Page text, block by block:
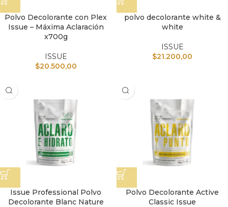
Polvo Decolorante con Plex
Issue – Máxima Aclaración
x700g
ISSUE
$20.500,00
polvo decolorante white &
white
ISSUE
$21.200,00
Issue Professional Polvo
Decolorante Blanc Nature
Polvo Decolorante Active
Classic Issue